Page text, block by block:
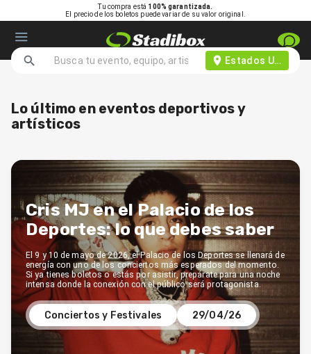
Tu compra está 100% garantizada.
El precio de los boletos puede variar de su valor original.
Estados Unidos
Lo último en eventos deportivos y
artísticos
Cris MJ en el Palacio de los
Deportes: lo que debes saber
Conciertos y Festivales 29/04/26
El 9 y 10 de mayo de 2026, el Palacio de los Deportes se llenará de
energía con uno de los conciertos más esperados del momento.
Si ya tienes boletos o estás por asistir, prepárate para una noche
intensa donde la conexión con el público será protagonista.